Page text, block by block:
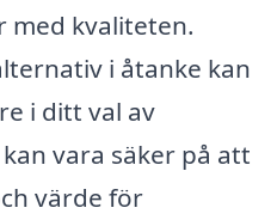
med kvaliteten.
i åtanke kan
i ditt val av
vara säker på att
värde för